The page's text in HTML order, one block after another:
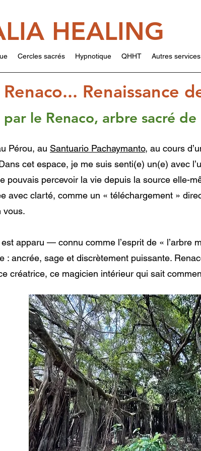
HEALING
Cercles sacrés Hypnotique QHHT Autres services
Renaco... Renaissance
par le Renaco, arbre sacré
Pérou, au Santuario Pachaymanto, au cours
cet espace, je me suis senti(e) un(e) avec
pouvais percevoir la vie depuis la source elle-
avec clarté, comme un « téléchargement »
vous.
apparu — connu comme l’esprit de « l’arbre
: ancrée, sage et discrètement puissante.
créatrice, ce magicien intérieur qui sait